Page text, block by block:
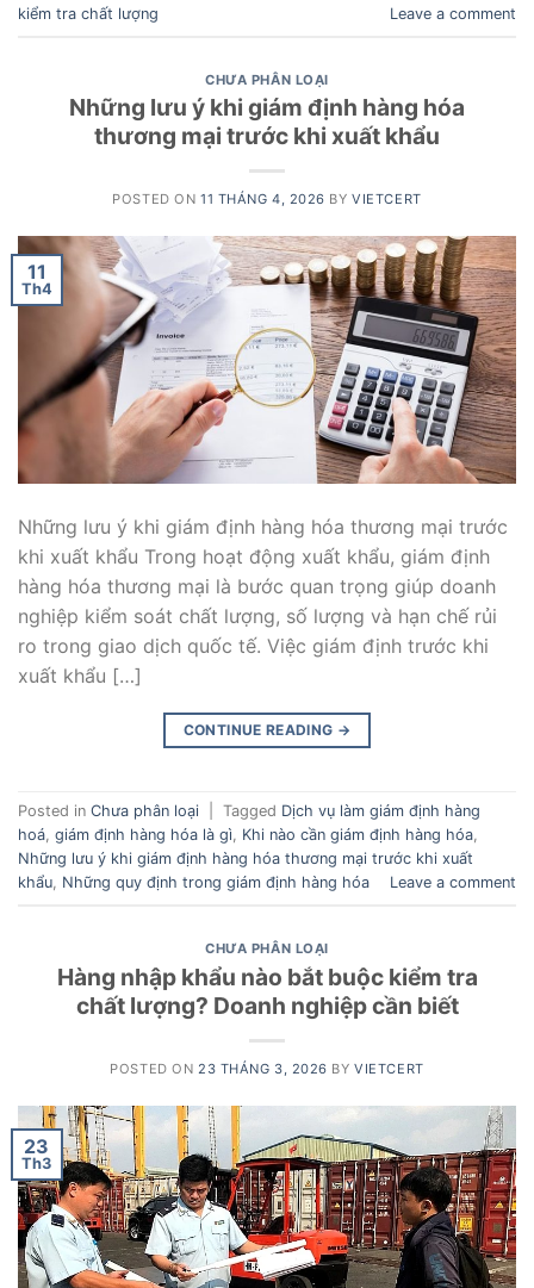
kiểm tra chất lượng
Leave a comment
CHƯA PHÂN LOẠI
Những lưu ý khi giám định hàng hóa
thương mại trước khi xuất khẩu
POSTED ON 11 THÁNG 4, 2026 BYVIETCERT
11
Th4
Những lưu ý khi giám định hàng hóa thương mại trước
khi xuất khẩu Trong hoạt động xuất khẩu, giám định
hàng hóa thương mại là bước quan trọng giúp doanh
nghiệp kiểm soát chất lượng, số lượng và hạn chế rủi
ro trong giao dịch quốc tế. Việc giám định trước khi
xuất khẩu […]
CONTINUE READING →
Posted in Chưa phân loại Tagged Dịch vụ làm giám định hàng
hoá, giám định hàng hóa là gì, Khi nào cần giám định hàng hóa,
Những lưu ý khi giám định hàng hóa thương mại trước khi xuất
khẩu, Những quy định trong giám định hàng hóa Leave a comment
CHƯA PHÂN LOẠI
Hàng nhập khẩu nào bắt buộc kiểm tra
chất lượng? Doanh nghiệp cần biết
POSTED ON 23 THÁNG 3, 2026 BYVIETCERT
23
Th3